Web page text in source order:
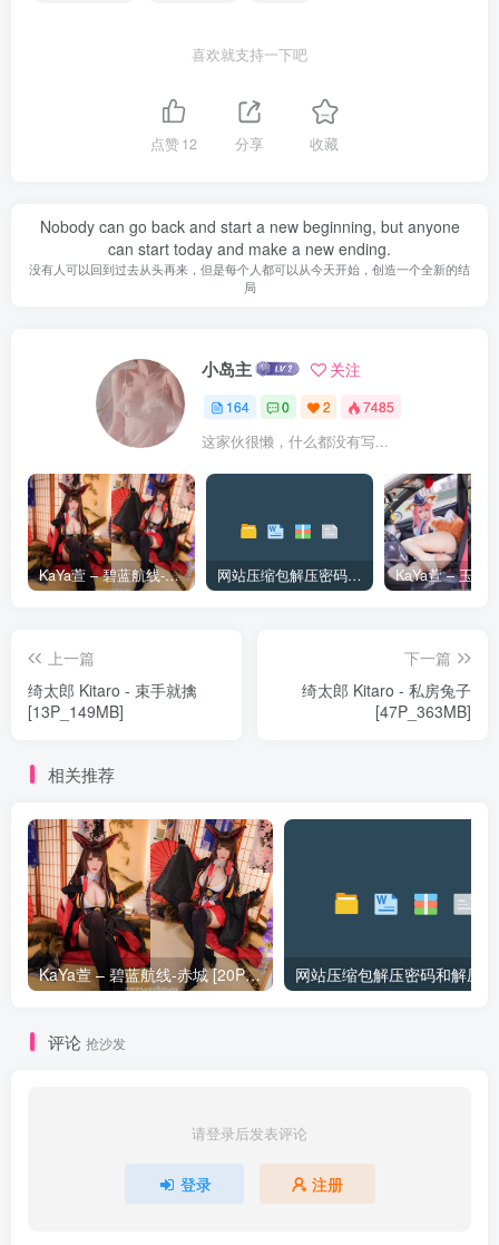
喜欢就支持一下吧
点赞12 分享 收藏
Nobody can go back and start a new beginning, but anyone
can start today and make a new ending.
没有人可以回到过去从头再来，但是每个人都可以从今天开始，创造一个全新的结
局
小岛主 关注
164 0 2 7485
这家伙很懒，什么都没有写...
KaYa萱 – 碧蓝航线-赤城 [20P_128MB] 网站压缩包解压密码和解压问题
上一篇
绮太郎 Kitaro - 束手就擒
[13P_149MB]
下一篇
绮太郎 Kitaro - 私房兔子
[47P_363MB]
相关推荐
KaYa萱 – 碧蓝航线-赤城 [20P_128MB] 网站压缩包解压密码和解压
评论 抢沙发
请登录后发表评论
登录 注册